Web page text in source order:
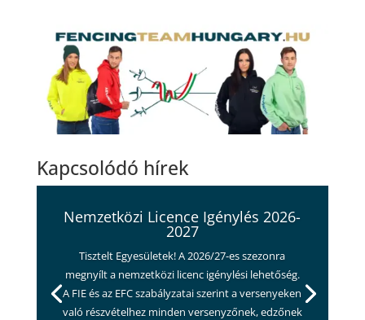
Kapcsolódó hírek
Nemzetközi Licence Igénylés 2026-
2027
Tisztelt Egyesületek! A 2026/27-es szezonra
megnyílt a nemzetközi licenc igénylési lehetőség.
A FIE és az EFC szabályzatai szerint a versenyeken
való részvételhez minden versenyzőnek, edzőnek